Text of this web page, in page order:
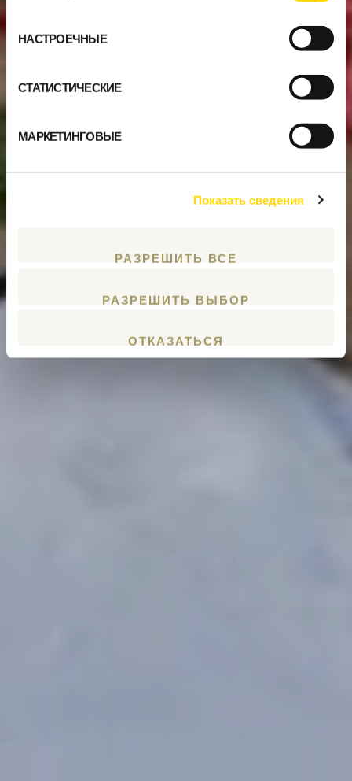
НАСТРОЕЧНЫЕ
СТАТИСТИЧЕСКИЕ
МАРКЕТИНГОВЫЕ
Показать сведения
РАЗРЕШИТЬ ВСЕ
РАЗРЕШИТЬ ВЫБОР
ОТКАЗАТЬСЯ